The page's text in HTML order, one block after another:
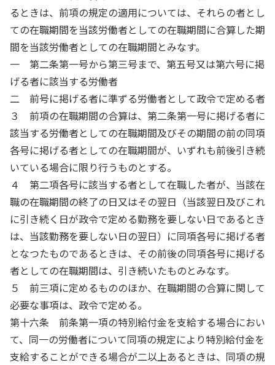
るときは、前項の規定の適用については、それらの者とし
ての在職期間を当該労働者としての在職期間に合算した期
間を当該労働者としての在職期間とみなす。
一 第二条第一号から第三号まで、第五号又は第六号に掲
げる者に該当する労働者
二 前号に掲げる者に準ずる労働者として政令で定める者
３ 前項の在職期間の合算は、第二条第一号に掲げる者に
該当する労働者としての在職期間及びその期間の前の同項
各号に掲げる者としての在職期間が、いずれも前後引き続
いている場合に限り行うものとする。
４ 第二項各号に該当する者として在職した者が、当該在
職の在職期間の終了の日又はその翌日（当該翌日及びこれ
に引き続く日が政令で定める勤務を要しない日であるとき
は、当該勤務を要しない日の翌日）に同項各号に掲げる者
となつたものであるときは、その前後の同項各号に掲げる
者としての在職期間は、引き続いたものとみなす。
５ 前三項に定めるもののほか、在職期間の合算に関して
必要な事項は、政令で定める。
第十六条 前条第一項の特別給付金を支給する場合におい
て、同一の労働者について同項の規定により特別給付金を
支給することができる場合が二以上あるときは、同項の規